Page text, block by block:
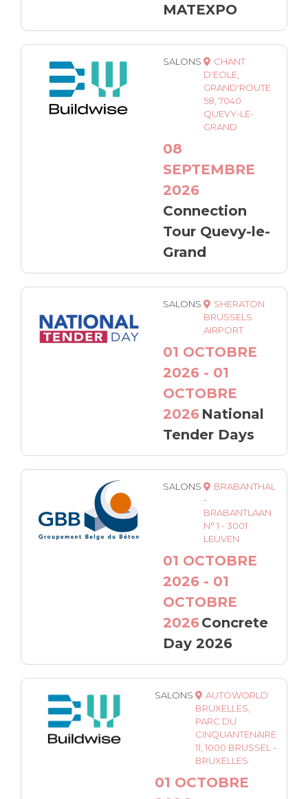
MATEXPO
SALONS
CHANT
D'EOLE,
GRAND'ROUTE
58, 7040
QUEVY-LE-
GRAND
08
SEPTEMBRE
2026
Connection
Tour Quevy-le-
Grand
SALONS
SHERATON
BRUSSELS
AIRPORT
01 OCTOBRE
2026 - 01
OCTOBRE
2026 National
Tender Days
SALONS
BRABANTHAL
-
BRABANTLAAN
N° 1 - 3001
LEUVEN
01 OCTOBRE
2026 - 01
OCTOBRE
2026 Concrete
Day 2026
SALONS
AUTOWORLD
BRUXELLES,
PARC DU
CINQUANTENAIRE
11, 1000 BRUSSEL -
BRUXELLES
01 OCTOBRE